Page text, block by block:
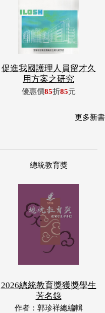
促進我國護理人員留才久
用方案之研究
優惠價85折85元
更多新書
總統教育獎
2026總統教育獎獲獎學生
芳名錄
作者：郭珍祥總編輯